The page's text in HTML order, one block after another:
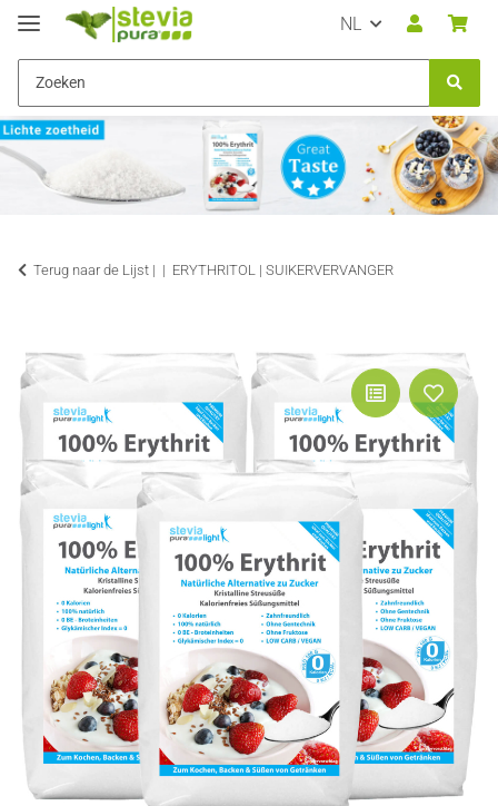
NL
Terug naar de Lijst | ERYTHRITOL | SUIKERVERVANGER